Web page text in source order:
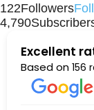
122Followers
4,790
Excellent
Based on 156